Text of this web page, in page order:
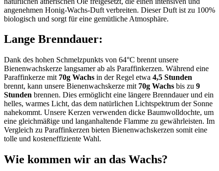
angenehmen Honig-Wachs-Duft verbreiten. Dieser Duft ist zu 100%
biologisch und sorgt für eine gemütliche Atmosphäre.
Lange Brenndauer:
Dank des hohen Schmelzpunkts von 64°C brennt unsere
Bienenwachskerze langsamer ab als Paraffinkerzen. Während eine
Paraffinkerze mit 70g Wachs in der Regel etwa 4,5 Stunden
brennt, kann unsere Bienenwachskerze mit 70g Wachs bis zu 9
Stunden brennen. Dies ermöglicht eine längere Brenndauer und ein
helles, warmes Licht, das dem natürlichen Lichtspektrum der Sonne
nahekommt. Unsere Kerzen verwenden dicke Baumwoll­dochte, um
eine gleichmäßige und langanhaltende Flamme zu gewährleisten. Im
Vergleich zu Paraffinkerzen bieten Bienenwachskerzen somit eine
tolle und kosteneffiziente Wahl.
Wie kommen wir an das Wachs?